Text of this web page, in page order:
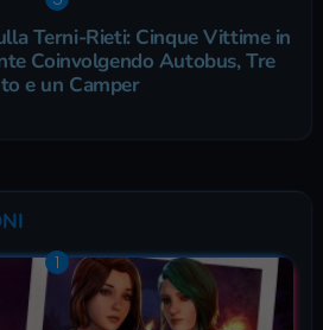
Terni-Rieti: Cinque Vittime in
Coinvolgendo Autobus, Tre
e un Camper